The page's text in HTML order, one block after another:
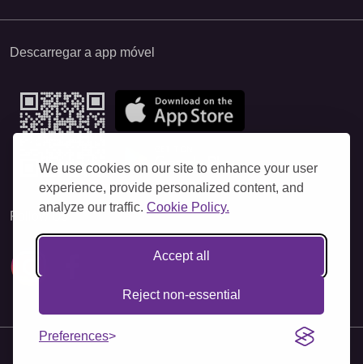
We use cookies on our site to enhance your user
experience, provide personalized content, and
analyze our traffic. Cookie Policy.
Accept all
Reject non-essential
Preferences
Descarregar a app móvel
Follow Us